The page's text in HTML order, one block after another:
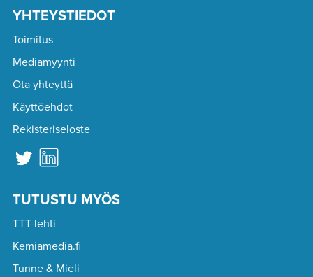
YHTEYSTIEDOT
Toimitus
Mediamyynti
Ota yhteyttä
Käyttöehdot
Rekisteriseloste
TUTUSTU MYÖS
TTT-lehti
Kemiamedia.fi
Tunne & Mieli